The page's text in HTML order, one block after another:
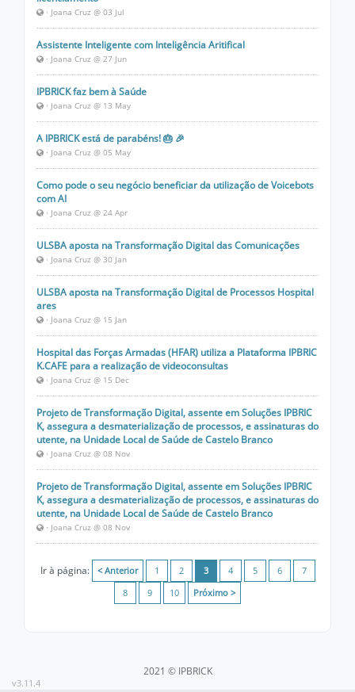
· Joana Cruz @ 03 Jul
Assistente Inteligente com Inteligência Aritifical
· Joana Cruz @ 27 Jun
IPBRICK faz bem à Saúde
· Joana Cruz @ 13 May
A IPBRICK está de parabéns! 🎂 🎉
· Joana Cruz @ 05 May
Como pode o seu negócio beneficiar da utilização de Voicebots
com AI
· Joana Cruz @ 24 Apr
ULSBA aposta na Transformação Digital das Comunicações
· Joana Cruz @ 30 Jan
ULSBA aposta na Transformação Digital de Processos Hospital
ares
· Joana Cruz @ 15 Jan
Hospital das Forças Armadas (HFAR) utiliza a Plataforma IPBRIC
K.CAFE para a realização de videoconsultas
· Joana Cruz @ 15 Dec
Projeto de Transformação Digital, assente em Soluções IPBRIC
K, assegura a desmaterialização de processos, e assinaturas do
utente, na Unidade Local de Saúde de Castelo Branco
· Joana Cruz @ 08 Nov
Projeto de Transformação Digital, assente em Soluções IPBRIC
K, assegura a desmaterialização de processos, e assinaturas do
utente, na Unidade Local de Saúde de Castelo Branco
· Joana Cruz @ 08 Nov
Ir à página: < Anterior 1 2 3 4 5 6
7
8
9 10 Próximo >
2021 © IPBRICK
v3.11.4